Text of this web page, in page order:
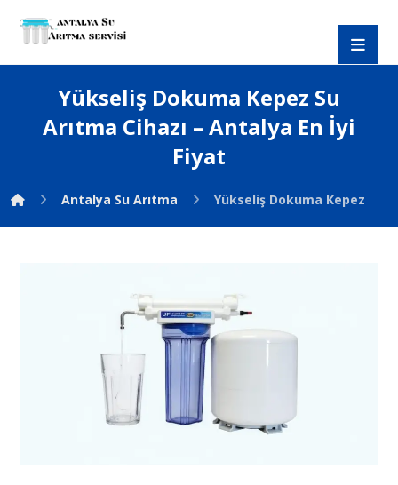
Yükseliş Dokuma Kepez Su
Arıtma Cihazı – Antalya En İyi
Fiyat
Antalya Su Arıtma Yükseliş Dokuma Kepez Su